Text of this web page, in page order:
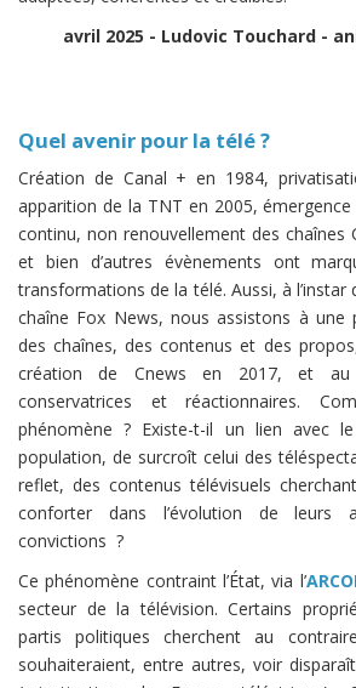
avril 2025 - Ludovic Touchard -
Quel avenir pour la télé ?
Création de Canal + en 1984,
apparition de la TNT en 2005, émergence
continu, non renouvellement des chaînes
et bien d’autres évènements ont
transformations de la télé. Aussi, à l’instar
chaîne Fox News, nous assistons à une
des chaînes, des contenus et des
création de Cnews en 2017, et
conservatrices et réactionnaires.
phénomène ? Existe-t-il un lien avec
population, de surcroît celui des
reflet, des contenus télévisuels
conforter dans l’évolution de leurs
convictions ?
Ce phénomène contraint l’État, via l’
secteur de la télévision. Certains
partis politiques cherchent au
souhaiteraient, entre autres, voir